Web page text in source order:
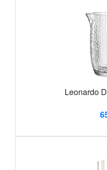
Leonardo